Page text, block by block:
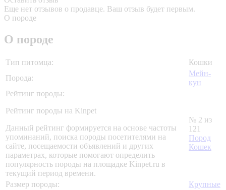
Еще нет отзывов о продавце. Ваш отзыв будет первым.
О породе
О породе
Тип питомца:
Кошки
Порода:
Мейн-
кун
Рейтинг породы:
Рейтинг породы на Kinpet
Данный рейтинг формируется на основе частоты
упоминаний, поиска породы посетителями на
сайте, посещаемости объявлений и других
параметрах, которые помогают определить
популярность породы на площадке Kinpet.ru в
текущий период времени.
№ 2 из
121
Пород
Кошек
Размер породы:
Крупные